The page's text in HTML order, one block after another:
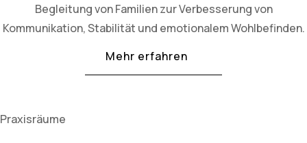
Begleitung von Familien zur Verbesserung von
Kommunikation, Stabilität und emotionalem Wohlbefinden.
Mehr erfahren
Praxisräume